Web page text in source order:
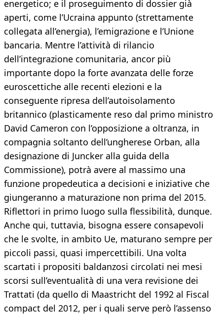
energetico; e il proseguimento di dossier già
aperti, come l’Ucraina appunto (strettamente
collegata all’energia), l’emigrazione e l’Unione
bancaria. Mentre l’attività di rilancio
dell’integrazione comunitaria, ancor più
importante dopo la forte avanzata delle forze
euroscettiche alle recenti elezioni e la
conseguente ripresa dell’autoisolamento
britannico (plasticamente reso dal primo ministro
David Cameron con l’opposizione a oltranza, in
compagnia soltanto dell’ungherese Orban, alla
designazione di Juncker alla guida della
Commissione), potrà avere al massimo una
funzione propedeutica a decisioni e iniziative che
giungeranno a maturazione non prima del 2015.
Riflettori in primo luogo sulla flessibilità, dunque.
Anche qui, tuttavia, bisogna essere consapevoli
che le svolte, in ambito Ue, maturano sempre per
piccoli passi, quasi impercettibili. Una volta
scartati i propositi baldanzosi circolati nei mesi
scorsi sull’eventualità di una vera revisione dei
Trattati (da quello di Maastricht del 1992 al Fiscal
compact del 2012, per i quali serve però l’assenso